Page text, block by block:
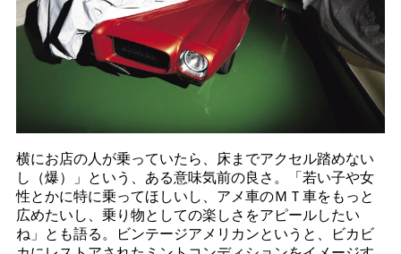
横にお店の人が乗っていたら、床までアクセル踏めない
し（爆）」という、ある意味気前の良さ。「若い子や女
性とかに特に乗ってほしいし、アメ車のＭＴ車をもっと
広めたいし、乗り物としての楽しさをアピールしたい
ね」とも語る。ビンテージアメリカンというと、ビカビ